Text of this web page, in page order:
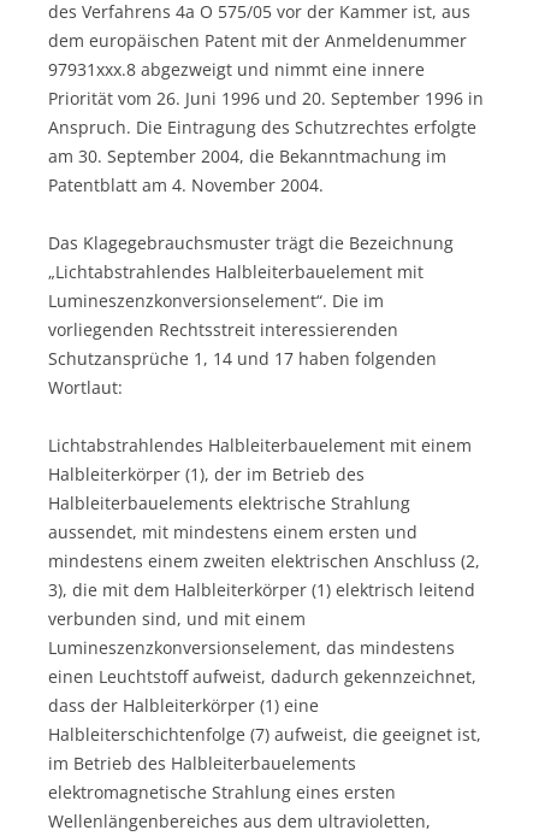
des Verfahrens 4a O 575/05 vor der Kammer ist, aus
dem europäischen Patent mit der Anmeldenummer
97931xxx.8 abgezweigt und nimmt eine innere
Priorität vom 26. Juni 1996 und 20. September 1996 in
Anspruch. Die Eintragung des Schutzrechtes erfolgte
am 30. September 2004, die Bekanntmachung im
Patentblatt am 4. November 2004.
Das Klagegebrauchsmuster trägt die Bezeichnung
„Lichtabstrahlendes Halbleiterbauelement mit
Lumineszenzkonversionselement“. Die im
vorliegenden Rechtsstreit interessierenden
Schutzansprüche 1, 14 und 17 haben folgenden
Wortlaut:
Lichtabstrahlendes Halbleiterbauelement mit einem
Halbleiterkörper (1), der im Betrieb des
Halbleiterbauelements elektrische Strahlung
aussendet, mit mindestens einem ersten und
mindestens einem zweiten elektrischen Anschluss (2,
3), die mit dem Halbleiterkörper (1) elektrisch leitend
verbunden sind, und mit einem
Lumineszenzkonversionselement, das mindestens
einen Leuchtstoff aufweist, dadurch gekennzeichnet,
dass der Halbleiterkörper (1) eine
Halbleiterschichtenfolge (7) aufweist, die geeignet ist,
im Betrieb des Halbleiterbauelements
elektromagnetische Strahlung eines ersten
Wellenlängenbereiches aus dem ultravioletten,